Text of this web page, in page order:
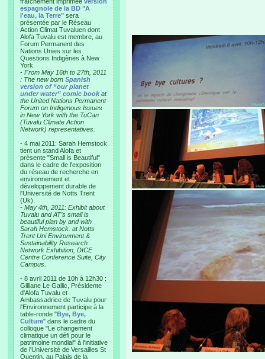
espagnole de la BD "A
l'eau, la Terre" sera
présentée par le Réseau
Action Climat Tuvaluen dont
Alofa Tuvalu est membre, au
Forum Permanent des
Nations Unies sur les
Questions Indigènes à New
York.
- From May 16th to 27th, 2011
: The new born Spanish
version of “our planet
under water” comic book at
the United Nations Permanent
Forum on Indigenous Issues
in New York with the TuCan
(Tuvalu Climate Action
Network) representatives.
- 4 mai 2011: Sarah Hemstock
tient un stand Alofa et
présente "Small is Beautiful"
dans le cadre de l'exposition
du réseau de recherche en
environnement et
développement durable de
l'Université de Notts Trent
(Uk).
- May 4th, 2011: Exhibit about
Tuvalu and AT’s small is
beautiful plan by and with
Sarah Hemstock. at Notts
Trent Uni Environment &
Sustainability Research
Network Exhibition, DICE
Centre Conference Suite, City
Campus.
- 8 avril 2011 de 10h à 12h30 :
Gilliane Le Gallic, Présidente
d'Alofa Tuvalu et
Ambassadrice de Tuvalu pour
l'Environnement participe à la
table-ronde "Bye, Bye,
Culture" dans le cadre du
colloque "Le changement
climatique un défi pour le
patrimoine mondial" à l'initiative
de l'Université de Versailles St
Quentin, au Palais de la